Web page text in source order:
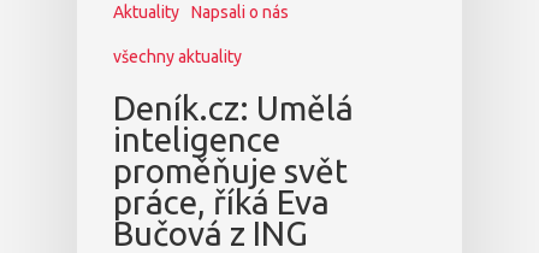
Aktuality Napsali o nás
všechny aktuality
Deník.cz: Umělá
inteligence
proměňuje svět
práce, říká Eva
Bučová z ING